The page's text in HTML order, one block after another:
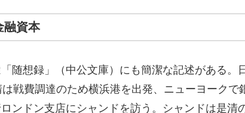
融資本
随想録」（中公文庫）にも簡潔な記述がある。
戦費調達のため横浜港を出発、ニューヨークで
ンドン支店にシャンドを訪う。シャンドは是清